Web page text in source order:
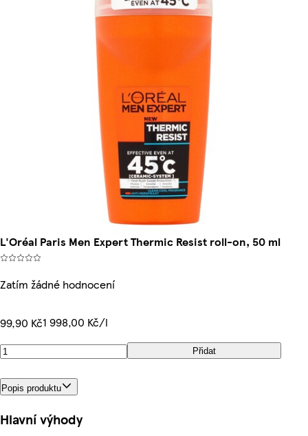
L'Oréal Paris Men Expert Thermic Resist roll-on, 50 ml
Zatím žádné hodnocení
99,90 Kč1 998,00 Kč/l
Přidat
Popis produktu
Hlavní výhody